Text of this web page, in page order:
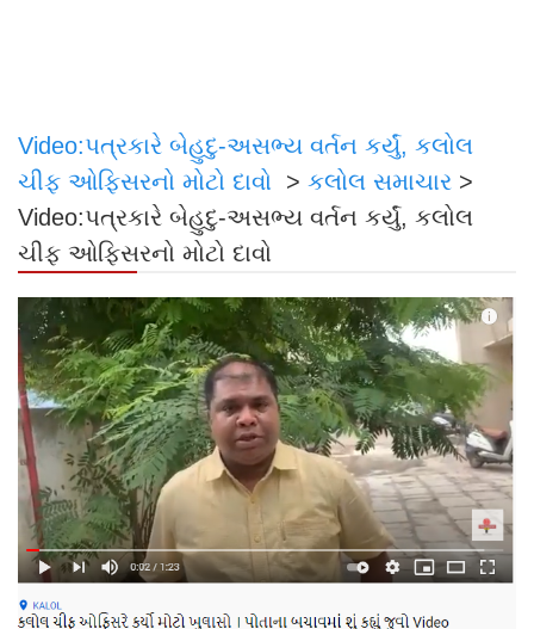
Video:પત્રકારે બેહુદુ-અસભ્ય વર્તન કર્યું, કલોલ
ચીફ ઓફિસરનો મોટો દાવો
> કલોલ સમાચાર >
Video:પત્રકારે બેહુદુ-અસભ્ય વર્તન કર્યું, કલોલ
ચીફ ઓફિસરનો મોટો દાવો